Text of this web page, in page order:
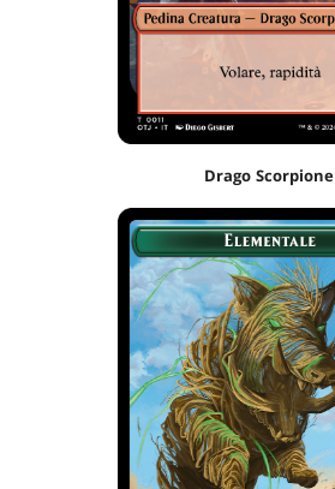
Drago Scorpione